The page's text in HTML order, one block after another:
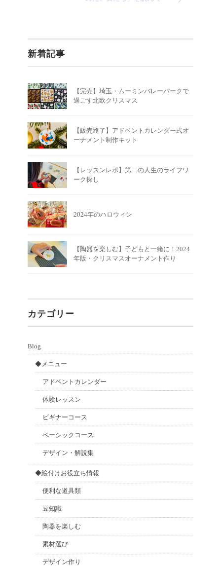
新着記事
【完売】埼玉・ムーミンバレーパークで
過ごす北欧クリスマス
【販売終了】アドベントカレンダー式オ
ーナメント制作キット
【レッスンレポ】第二の人生のライフワ
ーク探し
2024年のハロウィン
【陶器を楽しむ】子どもと一緒に！2024
年版・クリスマスオーナメント作り
カテゴリー
Blog
◆メニュー
アドベントカレンダー
体験レッスン
ビギナーコース
ベーシックコース
デザイン・解説集
◆絵付けお役立ち情報
便利な道具類
豆知識
陶器を楽しむ
素材選び
デザイン作り